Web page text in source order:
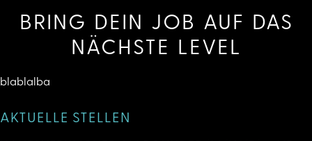
BRING DEIN JOB AUF DAS
NÄCHSTE LEVEL
blablalba
AKTUELLE STELLEN